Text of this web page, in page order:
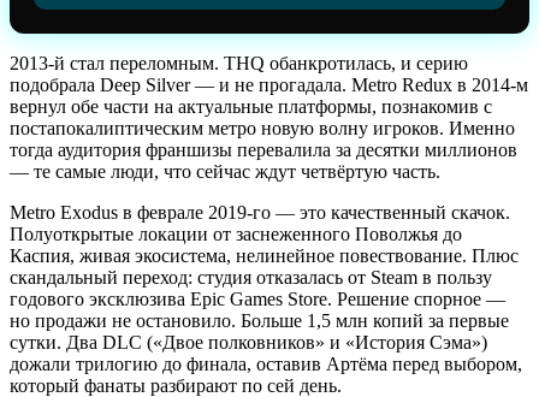
2013-й стал переломным. THQ обанкротилась, и серию
подобрала Deep Silver — и не прогадала. Metro Redux в 2014-м
вернул обе части на актуальные платформы, познакомив с
постапокалиптическим метро новую волну игроков. Именно
тогда аудитория франшизы перевалила за десятки миллионов
— те самые люди, что сейчас ждут четвёртую часть.
Metro Exodus в феврале 2019-го — это качественный скачок.
Полуоткрытые локации от заснеженного Поволжья до
Каспия, живая экосистема, нелинейное повествование. Плюс
скандальный переход: студия отказалась от Steam в пользу
годового эксклюзива Epic Games Store. Решение спорное —
но продажи не остановило. Больше 1,5 млн копий за первые
сутки. Два DLC («Двое полковников» и «История Сэма»)
дожали трилогию до финала, оставив Артёма перед выбором,
который фанаты разбирают по сей день.